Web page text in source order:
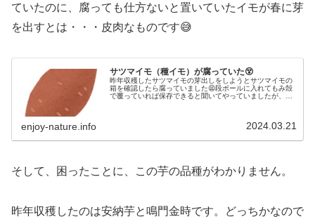
ていたのに、腐っても仕方ないと置いていたイモが春に芽
を出すとは・・・皮肉なものです😅
サツマイモ（種イモ）が腐っていた😵
昨年収穫したサツマイモの芽出しをしようとサツマイモの
箱を確認したら腐っていました😫段ボールに入れてもみ殻
で覆っていれば保存できると聞いてやっていましたが、保
enjoy-nature.info 2024.03.21
そして、困ったことに、この芋の品種がわかりません。
昨年収穫したのは安納芋と鳴門金時です。どっちかなので